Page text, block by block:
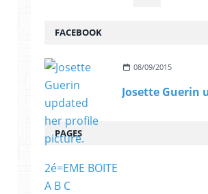
FACEBOOK
08/09/2015
PAGES
2é=EME BOITE
A B C